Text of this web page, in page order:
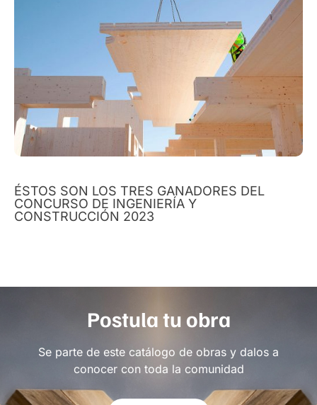
ÉSTOS SON LOS TRES GANADORES DEL
CONCURSO DE INGENIERÍA Y
CONSTRUCCIÓN 2023
Postula tu obra
Se parte de este catálogo de obras y dalos a
conocer con toda la comunidad